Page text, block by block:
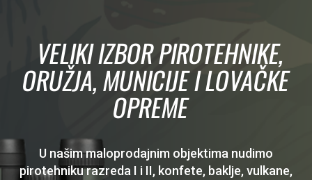
VELIKI IZBOR PIROTEHNIKE,
ORUŽJA, MUNICIJE I LOVAČKE
OPREME
U našim maloprodajnim objektima nudimo
pirotehniku razreda I i II, konfete, baklje, vulkane,